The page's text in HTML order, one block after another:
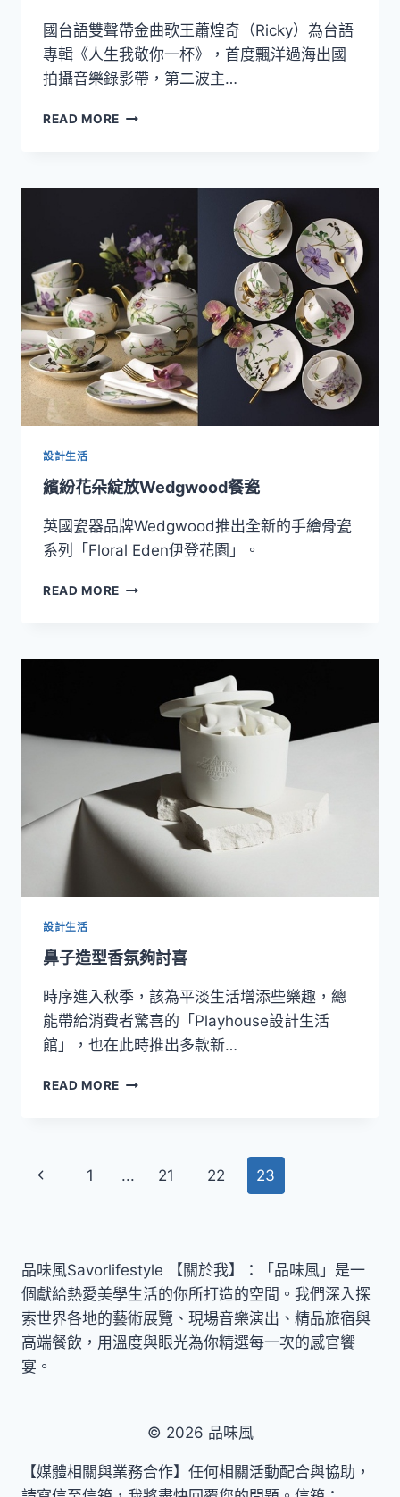
國台語雙聲帶金曲歌王蕭煌奇（Ricky）為台語
專輯《人生我敬你一杯》，首度飄洋過海出國
拍攝音樂錄影帶，第二波主…
READ MORE 蕭
海
取
景
遇
師
奶
粉
絲
設計生活
繽紛花朵綻放Wedgwood餐瓷
英國瓷器品牌Wedgwood推出全新的手繪骨瓷
系列「Floral Eden伊登花園」。
READ MORE
綻
WEDGWOOD
設計生活
鼻子造型香氛夠討喜
時序進入秋季，該為平淡生活增添些樂趣，總
能帶給消費者驚喜的「Playhouse設計生活
館」，也在此時推出多款新…
READ MORE 鼻
Page
Previous
1 ... 21 22 23
品味風Savorlifestyle 【關於我】：「品味風」是一
個獻給熱愛美學生活的你所打造的空間。我們深入探
索世界各地的藝術展覽、現場音樂演出、精品旅宿與
高端餐飲，用溫度與眼光為你精選每一次的感官饗
宴。
© 2026 品味風
【媒體相關與業務合作】任何相關活動配合與協助，